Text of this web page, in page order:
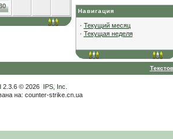
Навигация
· Текущий месяц
· Текущая неделя
2.3.6 © 2026 IPS, Inc
на: counter-strike.cn.ua